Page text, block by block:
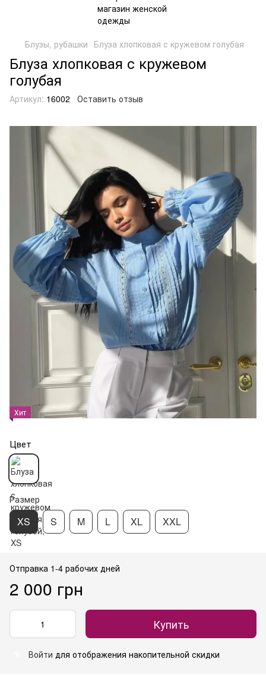
Блузы, рубашки Блуза хлопковая с кружевом голубая
Блуза хлопковая с кружевом
голубая
Артикул: 16002 Оставить отзыв
Хит
Цвет
Размер
XS S M L XL XXL
Отправка 1-4 рабочих дней
2 000 грн
Купить
Войти для отображения накопительной скидки